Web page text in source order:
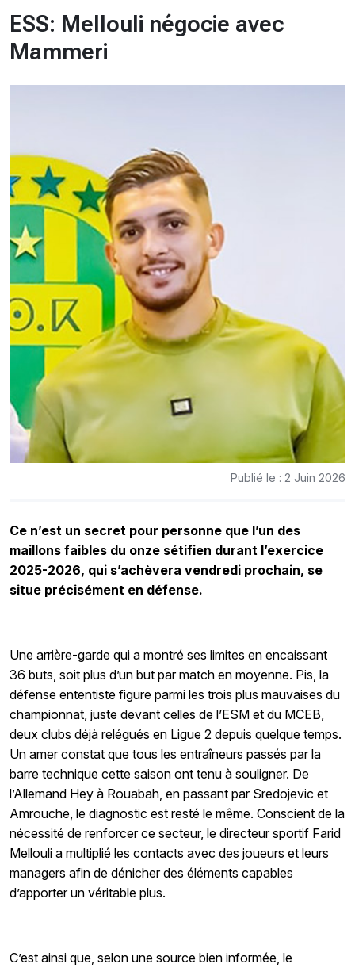
ESS: Mellouli négocie avec
Mammeri
Publié le : 2 Juin 2026
Ce n’est un secret pour personne que l’un des
maillons faibles du onze sétifien durant l’exercice
2025-2026, qui s’achèvera vendredi prochain, se
situe précisément en défense.
Une arrière-garde qui a montré ses limites en encaissant
36 buts, soit plus d’un but par match en moyenne. Pis, la
défense ententiste figure parmi les trois plus mauvaises du
championnat, juste devant celles de l’ESM et du MCEB,
deux clubs déjà relégués en Ligue 2 depuis quelque temps.
Un amer constat que tous les entraîneurs passés par la
barre technique cette saison ont tenu à souligner. De
l’Allemand Hey à Rouabah, en passant par Sredojevic et
Amrouche, le diagnostic est resté le même. Conscient de la
nécessité de renforcer ce secteur, le directeur sportif Farid
Mellouli a multiplié les contacts avec des joueurs et leurs
managers afin de dénicher des éléments capables
d’apporter un véritable plus.
C’est ainsi que, selon une source bien informée, le